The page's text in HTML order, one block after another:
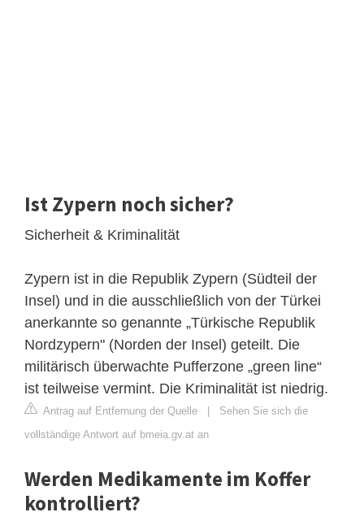
Ist Zypern noch sicher?
Sicherheit & Kriminalität
Zypern ist in die Republik Zypern (Südteil der
Insel) und in die ausschließlich von der Türkei
anerkannte so genannte „Türkische Republik
Nordzypern" (Norden der Insel) geteilt. Die
militärisch überwachte Pufferzone „green line“
ist teilweise vermint. Die Kriminalität ist niedrig.
Antrag auf Entfernung der Quelle | Sehen Sie sich die
vollständige Antwort auf bmeia.gv.at an
Werden Medikamente im Koffer
kontrolliert?